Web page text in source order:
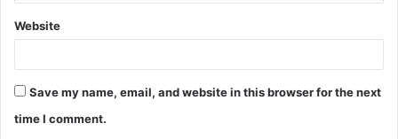
Website
Save my name, email, and website in this browser for the next
time I comment.